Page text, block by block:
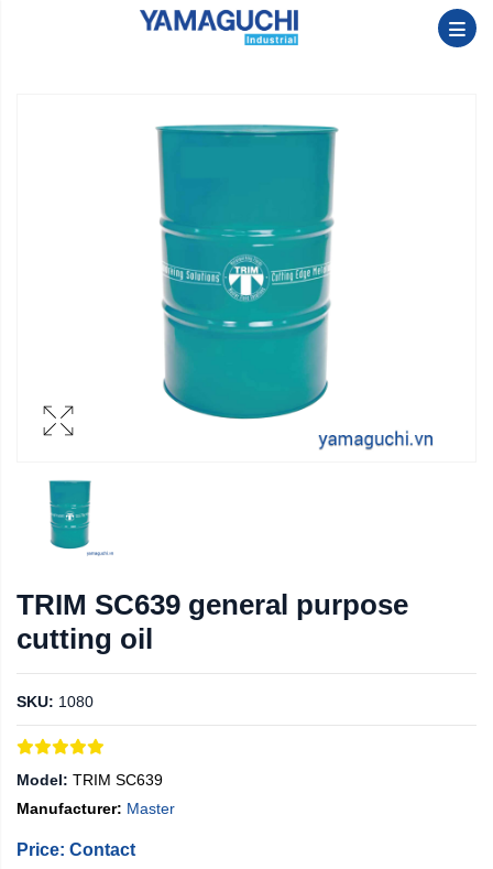
TRIM SC639 general purpose
cutting oil
SKU: 1080
Model: TRIM SC639
Manufacturer: Master
Price: Contact